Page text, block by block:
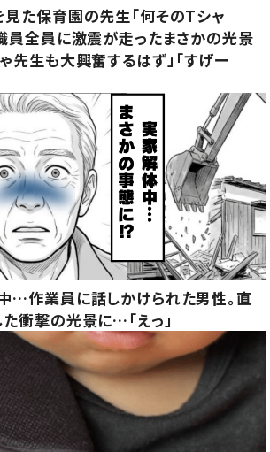
た保育園の先生「何そのTシャ
員全員に激震が走ったまさかの光景
先生も大興奮するはず」「すげー
…作業員に話しかけられた男性。直
た衝撃の光景に…「えっ」